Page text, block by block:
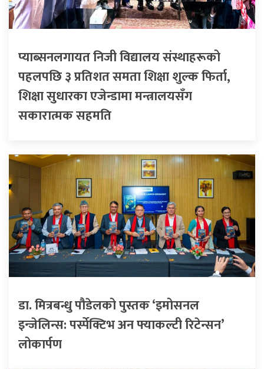
प्याब्सनलगायत निजी विद्यालय संस्थाहरूको
पहलपछि ३ प्रतिशत समता शिक्षा शुल्क फिर्ता,
शिक्षा सुधारका एजेन्डामा मन्त्रालयसँग
सकारात्मक सहमति
डा. मित्रबन्धु पौडेलको पुस्तक ‘इमोसनल
इन्जेलिन्स: पर्स्पेक्टिभ अन फ्याकल्टी रिटेन्सन’
लोकार्पण